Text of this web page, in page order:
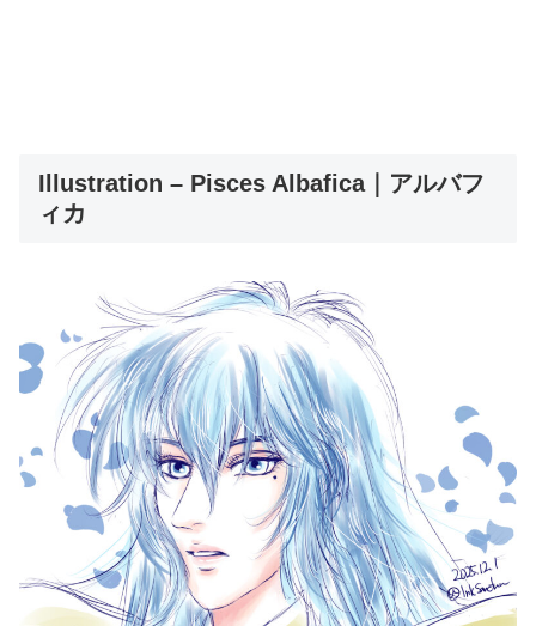
Illustration – Pisces Albafica｜アルバフ
ィカ